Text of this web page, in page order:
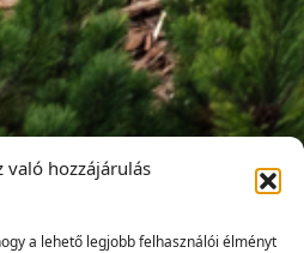
való hozzájárulás
a lehető legjobb felhasználói élményt